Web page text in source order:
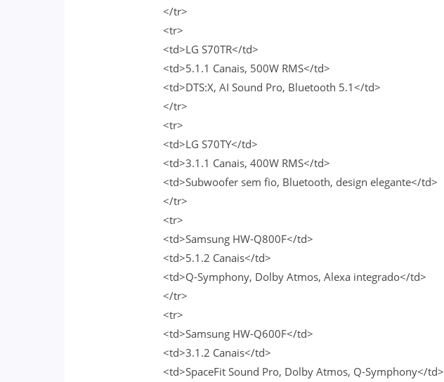
</tr>
<tr>
<td>LG S70TR</td>
<td>5.1.1 Canais, 500W RMS</td>
<td>DTS:X, AI Sound Pro, Bluetooth 5.1</td>
</tr>
<tr>
<td>LG S70TY</td>
<td>3.1.1 Canais, 400W RMS</td>
<td>Subwoofer sem fio, Bluetooth, design elegante</td>
</tr>
<tr>
<td>Samsung HW-Q800F</td>
<td>5.1.2 Canais</td>
<td>Q-Symphony, Dolby Atmos, Alexa integrado</td>
</tr>
<tr>
<td>Samsung HW-Q600F</td>
<td>3.1.2 Canais</td>
<td>SpaceFit Sound Pro, Dolby Atmos, Q-Symphony</td>